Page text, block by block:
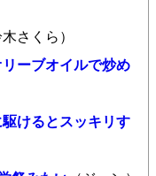
木さくら）
ーブオイルで炒め
駆けるとスッキリす